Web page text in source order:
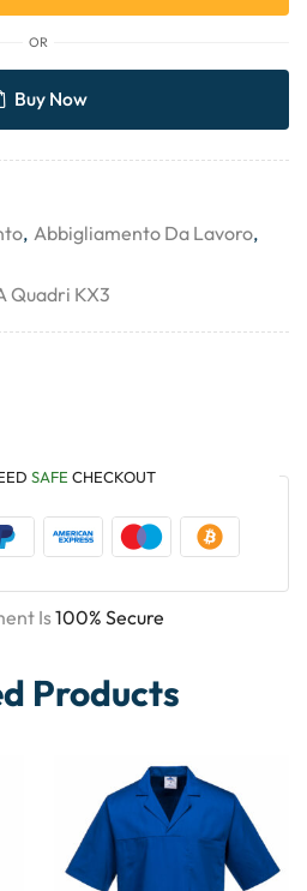
OR
Buy Now
, Abbigliamento Da Lavoro,
Quadri KX3
SAFE CHECKOUT
Is100% Secure
Products